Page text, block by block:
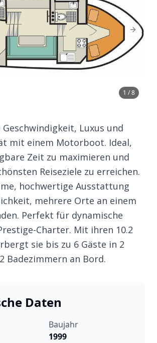
1 / 8
Next
Geschwindigkeit, Luxus und
mit einem Motorboot. Ideal,
Zeit zu maximieren und
Reiseziele zu erreichen.
hochwertige Ausstattung
mehrere Orte an einem
Perfekt für dynamische
Charter. Mit ihren 10.2
sie bis zu 6 Gäste in 2
Badezimmern an Bord.
Daten
Baujahr
1999